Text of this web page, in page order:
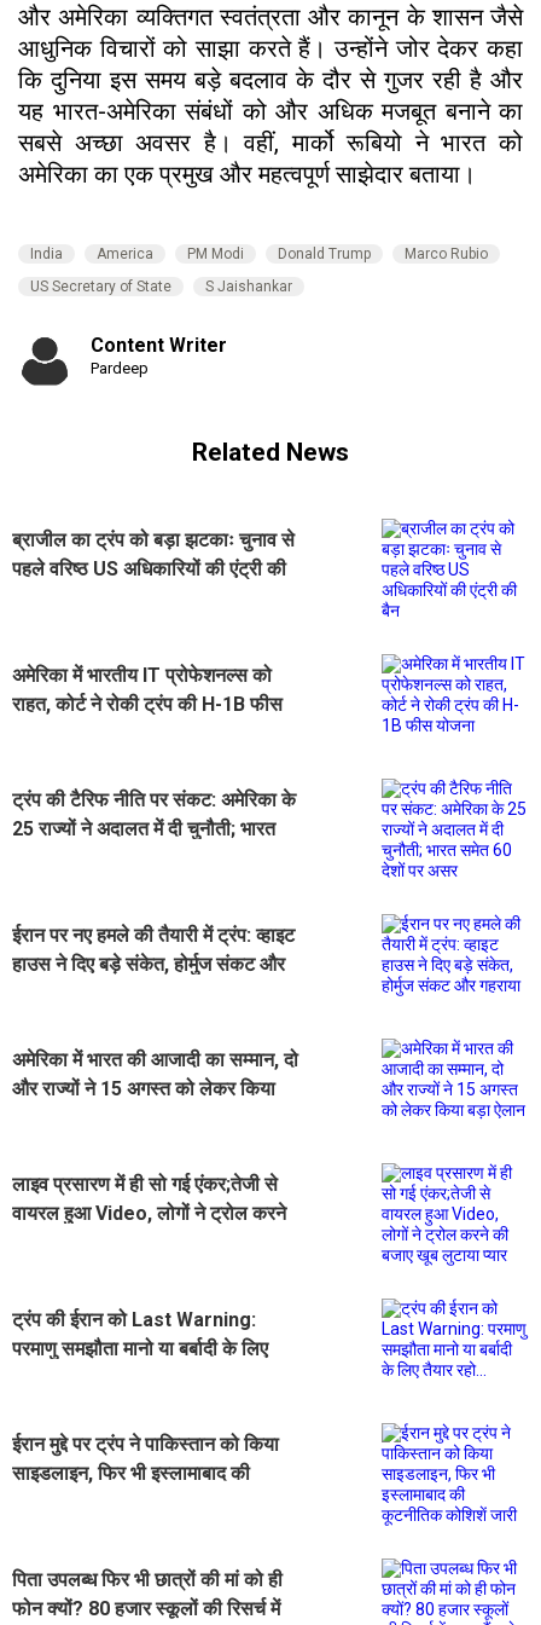
और अमेरिका व्यक्तिगत स्वतंत्रता और कानून के शासन जैसे
आधुनिक विचारों को साझा करते हैं। उन्होंने जोर देकर कहा
कि दुनिया इस समय बड़े बदलाव के दौर से गुजर रही है और
यह भारत-अमेरिका संबंधों को और अधिक मजबूत बनाने का
सबसे अच्छा अवसर है। वहीं, मार्को रूबियो ने भारत को
अमेरिका का एक प्रमुख और महत्वपूर्ण साझेदार बताया।
India America PM Modi Donald Trump
Marco Rubio
US Secretary of State
S Jaishankar
Content Writer
Pardeep
Related News
ब्राजील का ट्रंप को बड़ा झटकाः चुनाव से
पहले वरिष्ठ US अधिकारियों की एंट्री की
अमेरिका में भारतीय IT प्रोफेशनल्स को
राहत, कोर्ट ने रोकी ट्रंप की H-1B फीस
ट्रंप की टैरिफ नीति पर संकट: अमेरिका के
25 राज्यों ने अदालत में दी चुनौती; भारत
ईरान पर नए हमले की तैयारी में ट्रंप: व्हाइट
हाउस ने दिए बड़े संकेत, होर्मुज संकट और
अमेरिका में भारत की आजादी का सम्मान, दो
और राज्यों ने 15 अगस्त को लेकर किया
लाइव प्रसारण में ही सो गई एंकर;तेजी से
वायरल हुआ Video, लोगों ने ट्रोल करने
ट्रंप की ईरान को Last Warning:
परमाणु समझौता मानो या बर्बादी के लिए
ईरान मुद्दे पर ट्रंप ने पाकिस्तान को किया
साइडलाइन, फिर भी इस्लामाबाद की
पिता उपलब्ध फिर भी छात्रों की मां को ही
फोन क्यों? 80 हजार स्कूलों की रिसर्च में